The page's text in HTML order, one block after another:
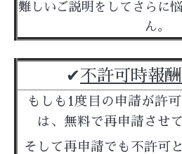
難しいご説明をしてさらに
ん。
✔︎不許可時報
もしも1度目の申請が許
は、 無料で再申請させ
そして再申請でも不許可